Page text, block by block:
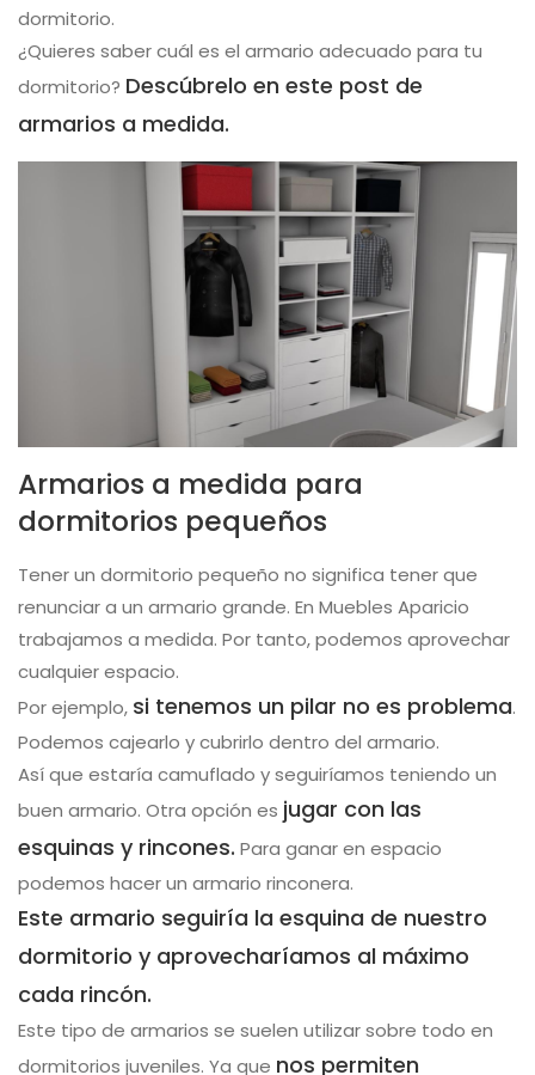
dormitorio.
¿Quieres saber cuál es el armario adecuado para tu
dormitorio? Descúbrelo en este post de
armarios a medida.
Armarios a medida para
dormitorios pequeños
Tener un dormitorio pequeño no significa tener que
renunciar a un armario grande. En Muebles Aparicio
trabajamos a medida. Por tanto, podemos aprovechar
cualquier espacio.
Por ejemplo, si tenemos un pilar no es problema.
Podemos cajearlo y cubrirlo dentro del armario.
Así que estaría camuflado y seguiríamos teniendo un
buen armario. Otra opción es jugar con las
esquinas y rincones. Para ganar en espacio
podemos hacer un armario rinconera.
Este armario seguiría la esquina de nuestro
dormitorio y aprovecharíamos al máximo
cada rincón.
Este tipo de armarios se suelen utilizar sobre todo en
dormitorios juveniles. Ya que nos permiten